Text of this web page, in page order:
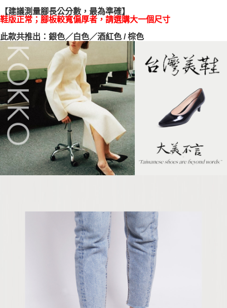
※ 交易是否成功請以「AFTEE先享後付 」之結帳頁面顯示為準，若有關於
是否繳費成功／繳費後需取消欲退款等相關疑問，請聯繫「AFTEE先享後付
【注意事項】
１．透過由恩沛科技股份有限公司提供之「AFTEE先享後付」服務完成之交
易，需依本服務之必要範圍內提供個人資料，並將交易相關給付款項請求債
權轉讓予恩沛科技股份有限公司。
２．關於個人資料處理事宜，請瀏覽以下網址：
https://aftee.tw/terms/#terms3
３．未成年的使用者請事先徵得法定代理人或監護人之同意方可使用
「AFTEE先享後付」，若未經同意申辦者引起之損失，本公司不負相關責
任。
４．使用「AFTEE先享後付」時，將依據個別帳號之用戶狀況，依本公司即
時審查核予不同之上限額度；若仍有額度不足之情形，本公司將視審查結果
請求用戶進行身份認證。
５．嚴禁一人註冊多個帳號或使用他人資訊註冊。若發現惡意使用之情形，
恩沛科技股份有限公司將有權停止該用戶之使用額度並採取法律行動。
【建議測量腳長公分數，最為準確】
鞋版正常；腳板較寬偏厚者，請選購大一個尺寸
此款共推出：銀色／白色／酒紅色 / 棕色